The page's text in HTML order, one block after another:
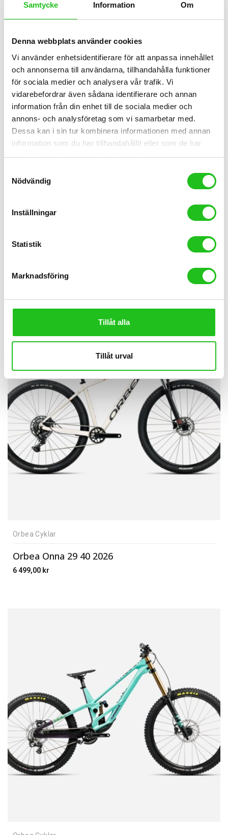
Samtycke Information Om
Denna webbplats använder cookies
Vi använder enhetsidentifierare för att anpassa innehållet
och annonserna till användarna, tillhandahålla funktioner
för sociala medier och analysera vår trafik. Vi
vidarebefordrar även sådana identifierare och annan
information från din enhet till de sociala medier och
annons- och analysföretag som vi samarbetar med.
Dessa kan i sin tur kombinera informationen med annan
information som du har tillhandahållit eller som de har
samlat in när du har använt deras tjänster.
Nödvändig
Inställningar
Statistik
Marknadsföring
Tillåt alla
Tillåt urval
Orbea Cyklar
Orbea Onna 29 40 2026
6 499,00 kr